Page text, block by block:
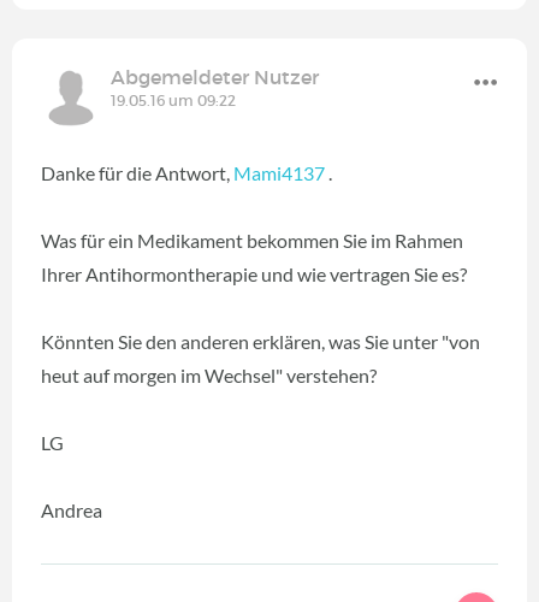
Abgemeldeter Nutzer
19.05.16 um 09:22
Danke für die Antwort, Mami4137.
Was für ein Medikament bekommen Sie im Rahmen
Ihrer Antihormontherapie und wie vertragen Sie es?
Könnten Sie den anderen erklären, was Sie unter "von
heut auf morgen im Wechsel" verstehen?
LG
Andrea